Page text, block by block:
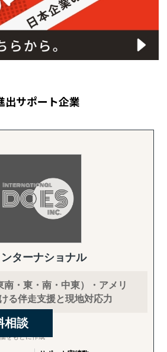
出サポート企業
ターナショナル
南・東・南・中東）・アメリ
る伴走支援と現地対応力
価
をもとに作成
相談